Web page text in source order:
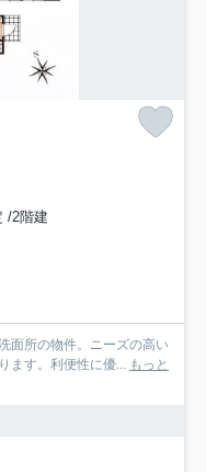
/2階建
面所の物件。ニーズの高い
ます。利便性に優... もっと